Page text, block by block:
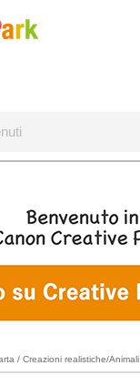
/ Creazioni realistiche/Animali